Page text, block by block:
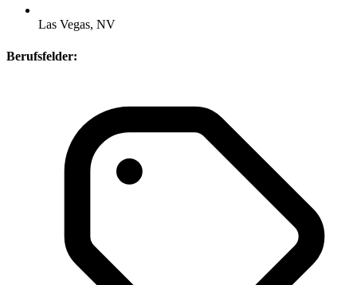
Las Vegas, NV
Berufsfelder: